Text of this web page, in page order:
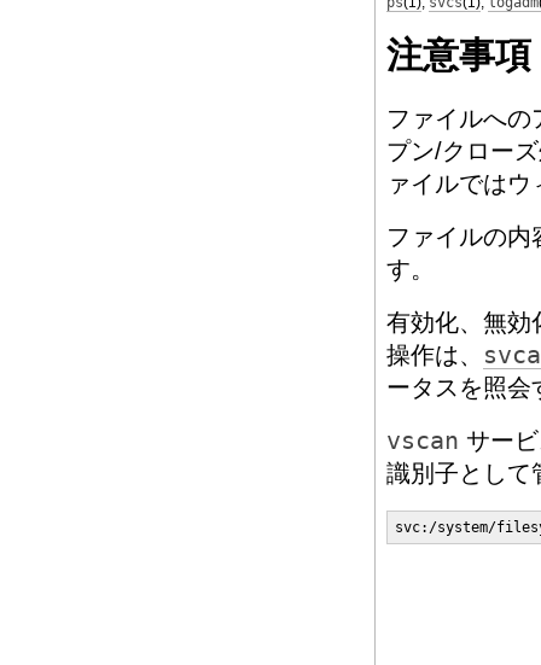
注意事項
ファイルへの
プン/クロー
ァイルでは
ファイルの
す。
有効化、無効
操作は、
ータスを照会
vscan サー
識別子として
svc:/system/